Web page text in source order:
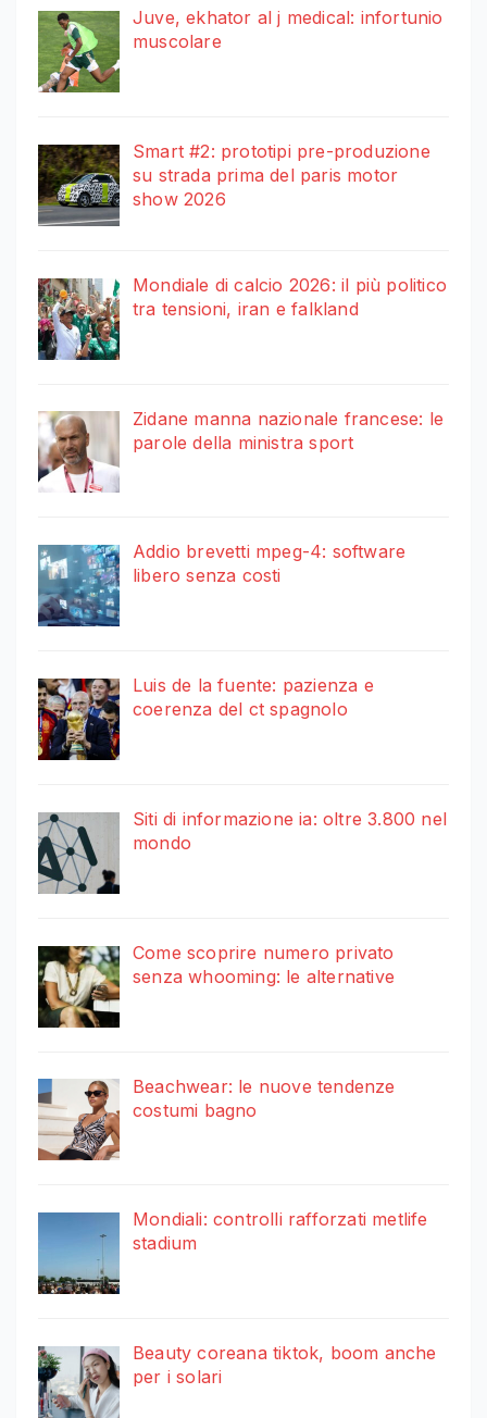
Juve, ekhator al j medical: infortunio
muscolare
Smart #2: prototipi pre-produzione
su strada prima del paris motor
show 2026
Mondiale di calcio 2026: il più politico
tra tensioni, iran e falkland
Zidane manna nazionale francese: le
parole della ministra sport
Addio brevetti mpeg-4: software
libero senza costi
Luis de la fuente: pazienza e
coerenza del ct spagnolo
Siti di informazione ia: oltre 3.800 nel
mondo
Come scoprire numero privato
senza whooming: le alternative
Beachwear: le nuove tendenze
costumi bagno
Mondiali: controlli rafforzati metlife
stadium
Beauty coreana tiktok, boom anche
per i solari